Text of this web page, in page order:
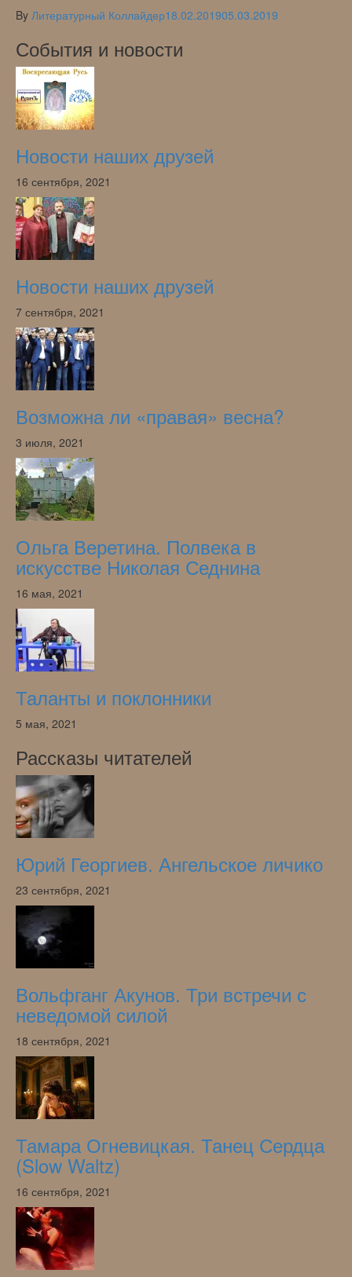
By Литературный Коллайдер18.02.201905.03.2019
События и новости
Новости наших друзей
16 сентября, 2021
Новости наших друзей
7 сентября, 2021
Возможна ли «правая» весна?
3 июля, 2021
Ольга Веретина. Полвека в
искусстве Николая Седнина
16 мая, 2021
Таланты и поклонники
5 мая, 2021
Рассказы читателей
Юрий Георгиев. Ангельское личико
23 сентября, 2021
Вольфганг Акунов. Три встречи с
неведомой силой
18 сентября, 2021
Тамара Огневицкая. Танец Сердца
(Slow Waltz)
16 сентября, 2021